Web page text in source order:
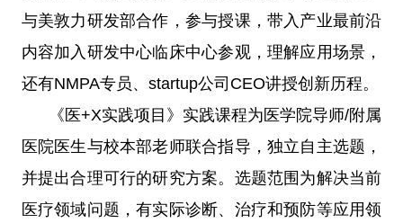
与美敦力研发部合作，参与授课，带入产业最前沿
内容加入研发中心临床中心参观，理解应用场景，
还有NMPA专员、startup公司CEO讲授创新历程。
《医+X实践项目》实践课程为医学院导师/附属
医院医生与校本部老师联合指导，独立自主选题，
并提出合理可行的研究方案。选题范围为解决当前
医疗领域问题，有实际诊断、治疗和预防等应用领